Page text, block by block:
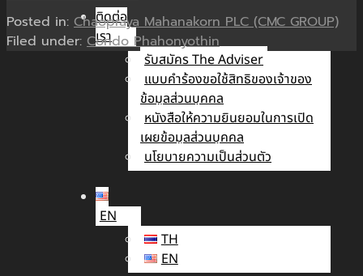
ติดต่อ
เรา
รับสมัคร The Adviser
แบบคำร้องขอใช้สิทธิของเจ้าของ
ข้อมูลส่วนบุคคล
หนังสือให้ความยินยอมในการเปิด
เผยข้อมูลส่วนบุคคล
นโยบายความเป็นส่วนตัว
EN
TH
EN
Posted in: Chaopraya Mahanakorn PLC (CMC GROUP)
Filed under: Condo Phahonyothin